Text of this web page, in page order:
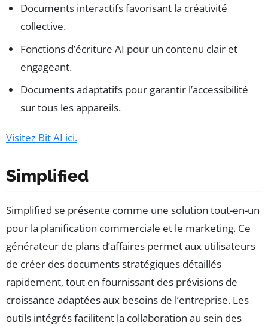
Documents interactifs favorisant la créativité
collective.
Fonctions d’écriture AI pour un contenu clair et
engageant.
Documents adaptatifs pour garantir l’accessibilité
sur tous les appareils.
Visitez Bit AI ici.
Simplified
Simplified se présente comme une solution tout-en-un
pour la planification commerciale et le marketing. Ce
générateur de plans d’affaires permet aux utilisateurs
de créer des documents stratégiques détaillés
rapidement, tout en fournissant des prévisions de
croissance adaptées aux besoins de l’entreprise. Les
outils intégrés facilitent la collaboration au sein des